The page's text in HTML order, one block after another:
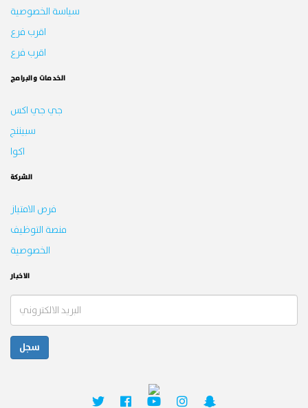
سياسة الخصوصية
اقرب فرع
اقرب فرع
الخدمات والبرامج
جي جي اكس
سبيننج
اكوا
الشركة
فرص الامتياز
منصة التوظيف
الخصوصية
الاخبار